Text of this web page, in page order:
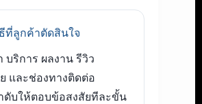
ที่ลูกค้าตัดสินใจ
บริการ ผลงาน รีวิว
และช่องทางติดต่อ
ดับให้ตอบข้อสงสัยทีละขั้น